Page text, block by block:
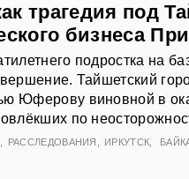
трагедия под
бизнеса
подростка на
Тайшетский
Юферову виновной в
по
РАССЛЕДОВАНИЯ ИРКУТСК